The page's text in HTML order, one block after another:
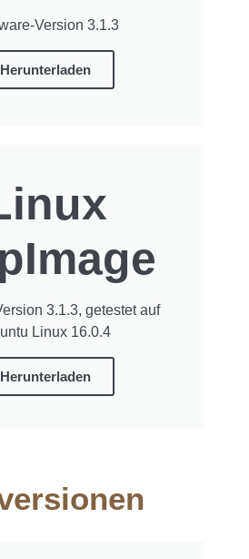
Version 3.1.3
Herunterladen
3.1.3, getestet auf
Linux 16.0.4
Herunterladen